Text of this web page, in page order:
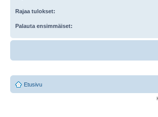
Rajaa tulokset:
Palauta ensimmäiset:
Etusivu